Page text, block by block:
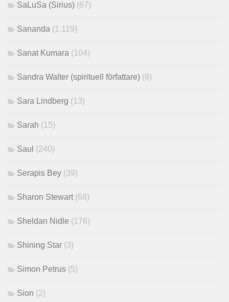
SaLuSa (Sirius) (67)
Sananda (1,119)
Sanat Kumara (104)
Sandra Walter (spirituell författare) (8)
Sara Lindberg (13)
Sarah (15)
Saul (240)
Serapis Bey (39)
Sharon Stewart (68)
Sheldan Nidle (176)
Shining Star (3)
Simon Petrus (5)
Sion (2)